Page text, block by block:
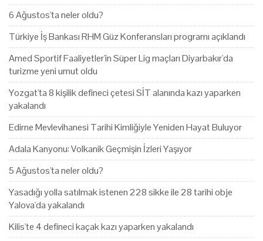
6 Ağustos'ta neler oldu?
Türkiye İş Bankası RHM Güz Konferansları programı açıklandı
Amed Sportif Faaliyetler'in Süper Lig maçları Diyarbakır'da
turizme yeni umut oldu
Yozgat'ta 8 kişilik defineci çetesi SİT alanında kazı yaparken
yakalandı
Edirne Mevlevihanesi Tarihi Kimliğiyle Yeniden Hayat Buluyor
Adala Kanyonu: Volkanik Geçmişin İzleri Yaşıyor
5 Ağustos'ta neler oldu?
Yasadığı yolla satılmak istenen 228 sikke ile 28 tarihi obje
Yalova'da yakalandı
Kilis'te 4 defineci kaçak kazı yaparken yakalandı